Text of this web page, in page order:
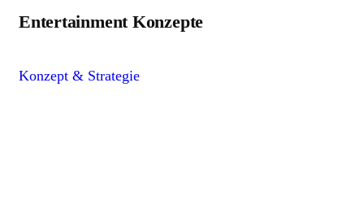
Entertainment Konzepte
Konzept & Strategie